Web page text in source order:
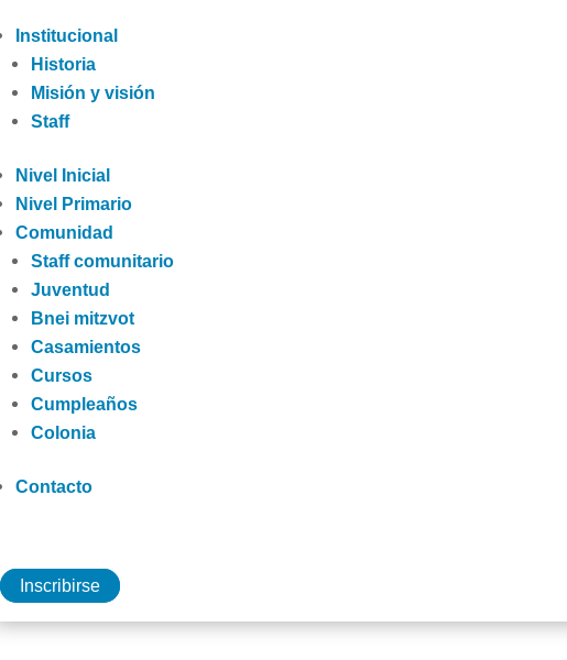
Institucional
Historia
Misión y visión
Staff
Nivel Inicial
Nivel Primario
Comunidad
Staff comunitario
Juventud
Bnei mitzvot
Casamientos
Cursos
Cumpleaños
Colonia
Contacto
Inscribirse